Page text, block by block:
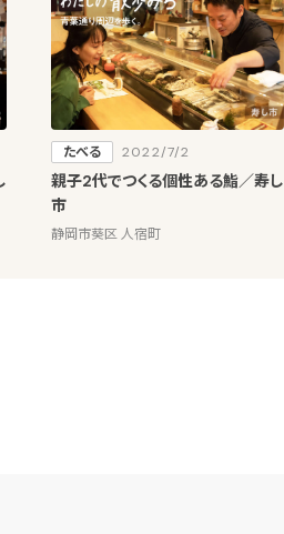
たべる 2022/7/2
親子2代でつくる個性ある鮨／寿し
市
静岡市葵区 人宿町